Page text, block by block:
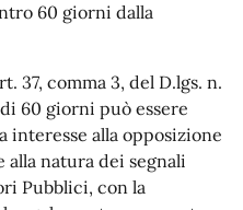
60 giorni dalla
37, comma 3, del D.lgs. n.
60 giorni può essere
interesse alla opposizione
alla natura dei segnali
Pubblici, con la